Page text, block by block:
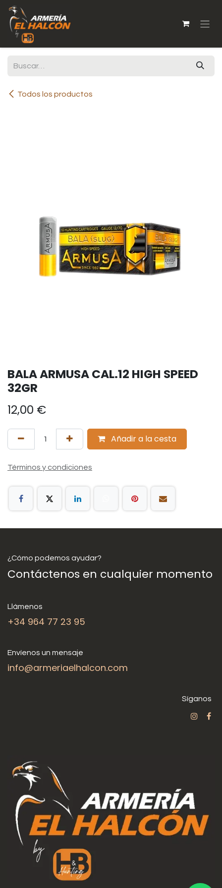
Ir al contenido
Todos los productos
BALA ARMUSA CAL.12 HIGH SPEED
32GR
12,00 €
Añadir a la cesta
Términos y condiciones
¿Cómo podemos ayudar?
Contáctenos en cualquier momento
Llámenos
+34 964 77 23 95
Envíenos un mensaje
info@armeriaelhalcon.com
Síganos